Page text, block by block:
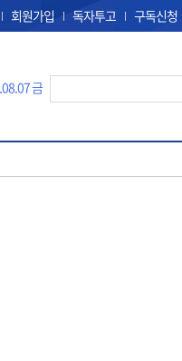
회원가입 독자투고 구독신청
금